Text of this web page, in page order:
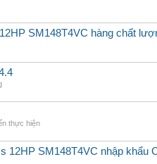
SM148T4VC hàng chất
thực hiện
12HP SM148T4VC nhập khẩu